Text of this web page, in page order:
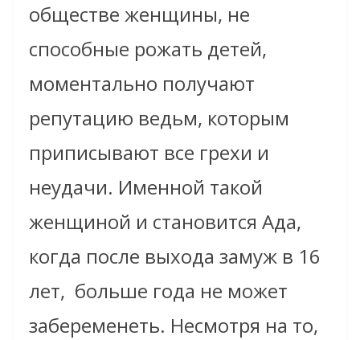
обществе женщины, не
способные рожать детей,
моментально получают
репутацию ведьм, которым
приписывают все грехи и
неудачи. Именной такой
женщиной и становится Ада,
когда после выхода замуж в 16
лет, больше года не может
забеременеть. Несмотря на то,